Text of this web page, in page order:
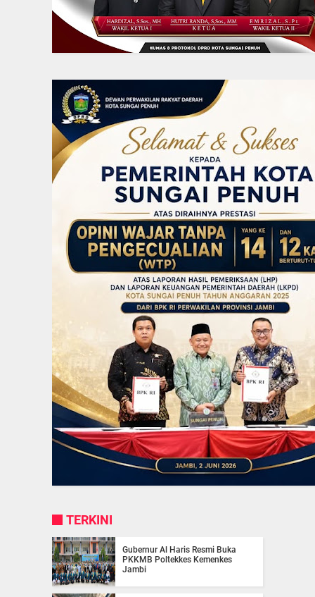
TERKINI
Gubernur Al Haris Resmi Buka
PKKMB Poltekkes Kemenkes
Jambi